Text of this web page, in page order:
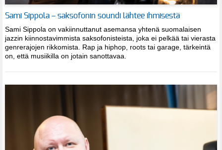
Sami Sippola – saksofonin soundi lähtee ihmisestä
Sami Sippola on vakiinnuttanut asemansa yhtenä suomalaisen
jazzin kiinnostavimmista saksofonisteista, joka ei pelkää tai vierasta
genrerajojen rikkomista. Rap ja hiphop, roots tai garage, tärkeintä
on, että musiikilla on jotain sanottavaa.